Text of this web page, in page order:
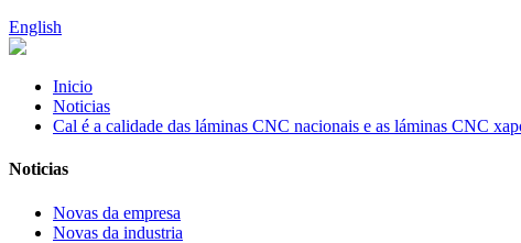
English
Inicio
Noticias
Cal é a calidade das láminas CNC nacionais e as láminas CNC
Noticias
Novas da empresa
Novas da industria